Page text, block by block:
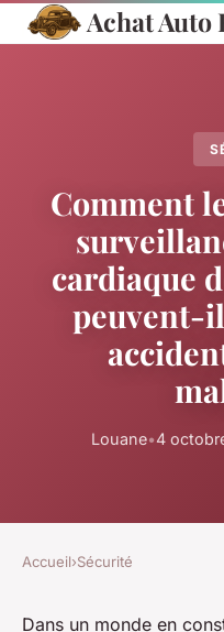
Achat Auto
Comment
cardiaque
peuvent-
Louane•4
Accueil›Sécurité
Dans un monde en